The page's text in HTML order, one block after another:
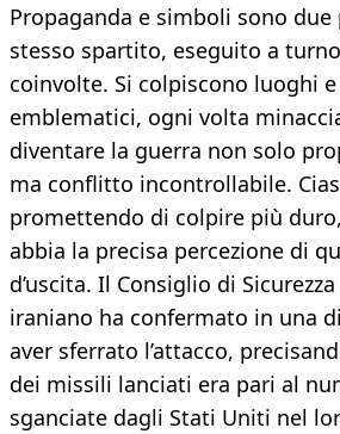
Propaganda e simboli sono due
stesso spartito, eseguito a
coinvolte. Si colpiscono luoghi
emblematici, ogni volta
diventare la guerra non solo
ma conflitto incontrollabile.
promettendo di colpire più
abbia la precisa percezione di
d’uscita. Il Consiglio di
iraniano ha confermato in una
aver sferrato l’attacco,
dei missili lanciati era pari al
sganciate dagli Stati Uniti nel